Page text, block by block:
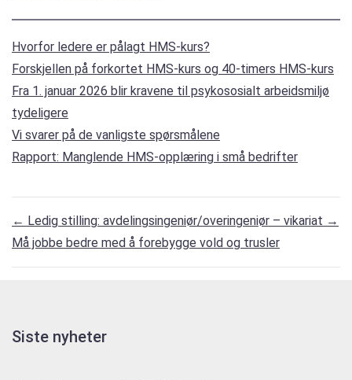
Hvorfor ledere er pålagt HMS-kurs?
Forskjellen på forkortet HMS-kurs og 40-timers HMS-kurs
Fra 1. januar 2026 blir kravene til psykososialt arbeidsmiljø
tydeligere
Vi svarer på de vanligste spørsmålene
Rapport: Manglende HMS-opplæring i små bedrifter
← Ledig stilling: avdelingsingeniør/overingeniør – vikariat →
Må jobbe bedre med å forebygge vold og trusler
Siste nyheter